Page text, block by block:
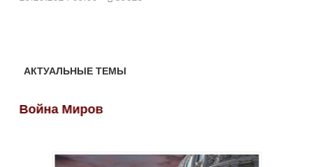
АКТУАЛЬНЫЕ ТЕМЫ
Война Миров